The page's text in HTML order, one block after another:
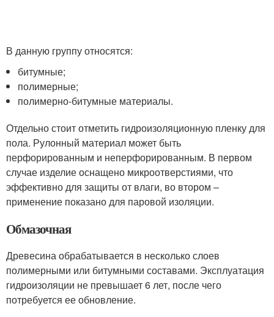
В данную группу относятся:
битумные;
полимерные;
полимерно-битумные материалы.
Отдельно стоит отметить гидроизоляционную пленку для
пола. Рулонный материал может быть
перфорированным и неперфорированным. В первом
случае изделие оснащено микроотверстиями, что
эффективно для защиты от влаги, во втором –
применение показано для паровой изоляции.
Обмазочная
Древесина обрабатывается в несколько слоев
полимерными или битумными составами. Эксплуатация
гидроизоляции не превышает 6 лет, после чего
потребуется ее обновление.